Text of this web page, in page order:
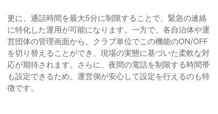
更に、通話時間を最大5分に制限することで、緊急の連絡
に特化した運用が可能になります。一方で、各自治体や運
営団体の管理画面から、クラブ単位でこの機能のON/OFF
を切り替えることができ、現場の実態に基づいた柔軟な対
応が期待されます。さらに、夜間の電話を制限する時間帯
も設定できるため、運営側が安心して設定を行えるのも特
徴です。